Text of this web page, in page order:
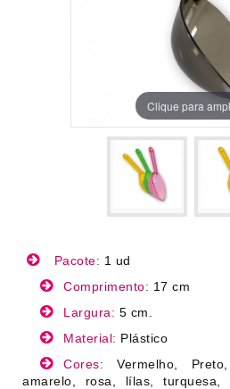
Clique para
Pacote: 1 ud
Comprimento: 17 cm
Largura: 5 cm.
Material: Plástico
Cores:Vermelho,
amarelo, rosa, lílas, turquesa,